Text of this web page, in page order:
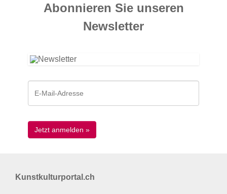
Abonnieren Sie unseren
News­letter
Kunstkulturportal.ch